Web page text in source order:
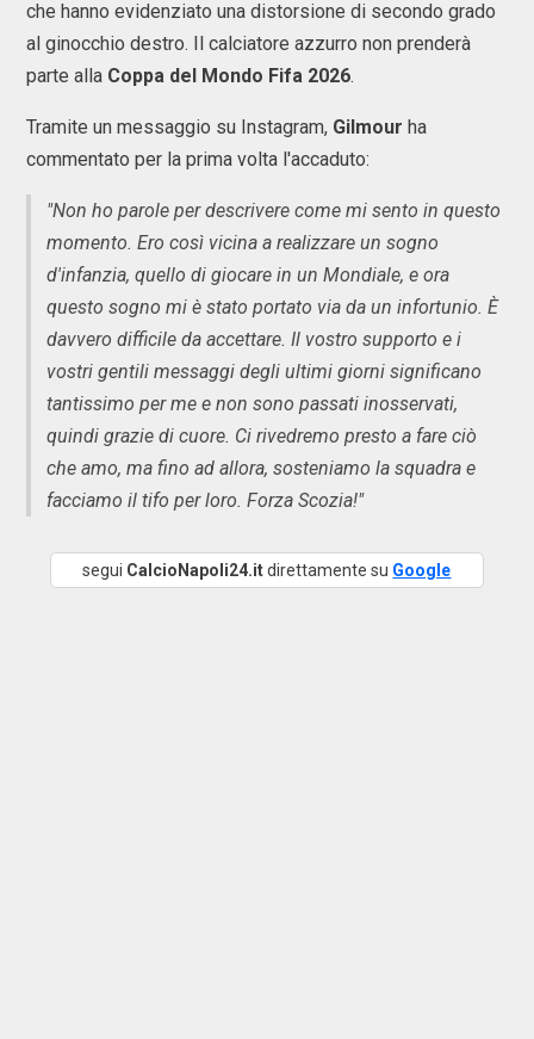
che hanno evidenziato una distorsione di secondo grado
al ginocchio destro. Il calciatore azzurro non prenderà
parte alla Coppa del Mondo Fifa 2026.
Tramite un messaggio su Instagram, Gilmour ha
commentato per la prima volta l'accaduto:
"Non ho parole per descrivere come mi sento in questo
momento. Ero così vicina a realizzare un sogno
d'infanzia, quello di giocare in un Mondiale, e ora
questo sogno mi è stato portato via da un infortunio. È
davvero difficile da accettare. Il vostro supporto e i
vostri gentili messaggi degli ultimi giorni significano
tantissimo per me e non sono passati inosservati,
quindi grazie di cuore. Ci rivedremo presto a fare ciò
che amo, ma fino ad allora, sosteniamo la squadra e
facciamo il tifo per loro. Forza Scozia!"
segui CalcioNapoli24.itdirettamente su Google